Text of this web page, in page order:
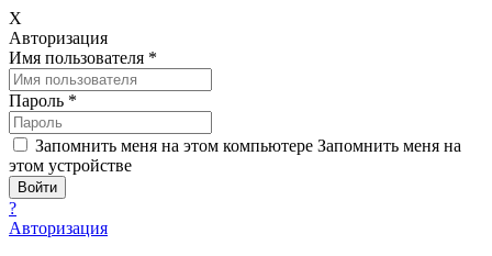
X
Авторизация
Имя пользователя *
Пароль *
Запомнить меня на этом компьютере Запомнить меня на
этом устройстве
?
Авторизация